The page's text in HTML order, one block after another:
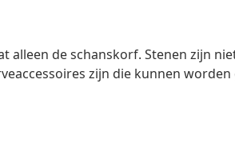
alleen de schanskorf. Stenen zijn
zijn die kunnen